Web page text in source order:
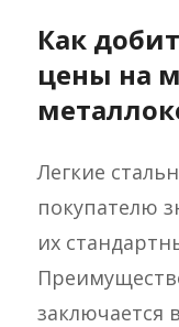
Как
цены на
Легкие
покупателю
их
заключается